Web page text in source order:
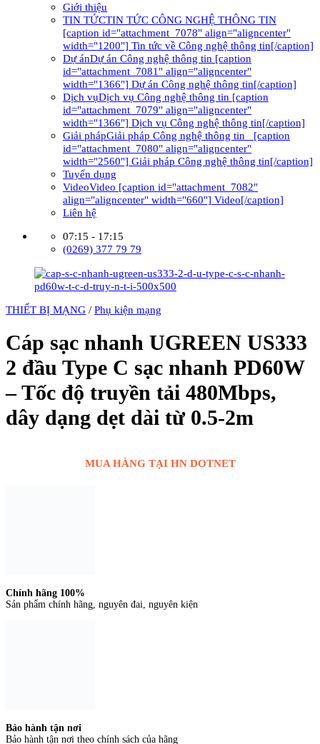
Giới thiệu
TIN TỨCTIN TỨC CÔNG NGHỆ THÔNG TIN
[caption id="attachment_7078" align="aligncenter"
width="1200"] Tin tức về Công nghệ thông tin[/caption]
Dự ánDự án Công nghệ thông tin [caption
id="attachment_7081" align="aligncenter"
width="1366"] Dự án Công nghệ thông tin[/caption]
Dịch vụDịch vụ Công nghệ thông tin [caption
id="attachment_7079" align="aligncenter"
width="1366"] Dịch vụ Công nghệ thông tin[/caption]
Giải phápGiải pháp Công nghệ thông tin [caption
id="attachment_7080" align="aligncenter"
width="2560"] Giải pháp Công nghệ thông tin[/caption]
Tuyển dụng
VideoVideo [caption id="attachment_7082"
align="aligncenter" width="660"] Video[/caption]
Liên hệ
07:15 - 17:15
(0269) 377 79 79
THIẾT BỊ MẠNG / Phụ kiện mạng
Cáp sạc nhanh UGREEN US333
2 đầu Type C sạc nhanh PD60W
– Tốc độ truyền tải 480Mbps,
dây dạng dẹt dài từ 0.5-2m
MUA HÀNG TẠI HN DOTNET
Chính hãng 100%
Sản phẩm chính hãng, nguyên đai, nguyên kiện
Bảo hành tận nơi
Bảo hành tận nơi theo chính sách của hãng